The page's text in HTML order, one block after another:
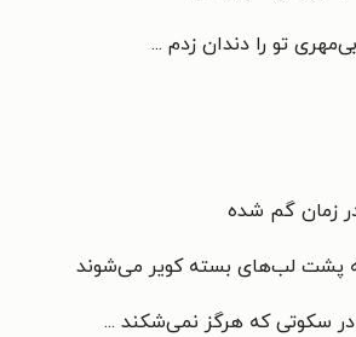
تو را دندان زدم ...
زمان گم شده
پشت لب‌های بسته کویر می‌شوند
سکوتی که هرگز نمی‌شکند ...